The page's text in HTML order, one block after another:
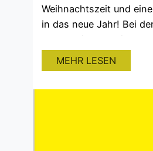
Weihnachtszeit und
in das neue Jahr! Bei
Betreuern und
Ohne euer Engagement
MEHR LESEN